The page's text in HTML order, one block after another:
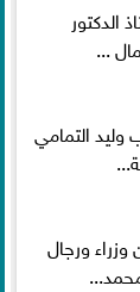
الدكتور
...
وليد التمامي
ورجال